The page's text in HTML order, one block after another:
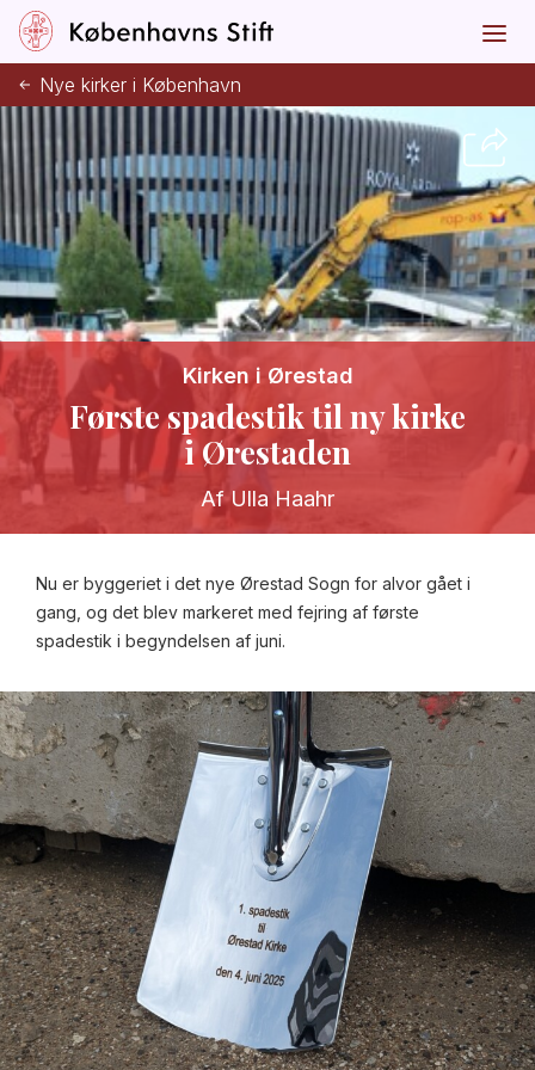
Nye kirker i København
Første spadestik til ny kirke
i Ørestaden
Kirken i Ørestad
Af Ulla Haahr
Nu er byggeriet i det nye Ørestad Sogn for alvor gået i
gang, og det blev markeret med fejring af første
spadestik i begyndelsen af juni.